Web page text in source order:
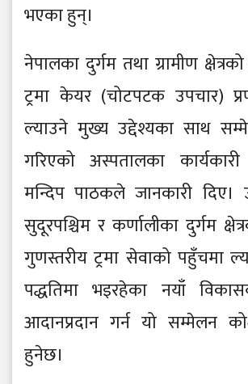
भएका हुन्।
नेपालका दुर्गम तथा ग्रामीण
ट्रमा केयर (चोटपटक उपचार)
ल्याउने मुख्य उद्देश्यका साथ
गरिएको अस्पतालका
मन्दिप पाठकले जानकारी
सुदूरपश्चिम र कर्णालीका दुर्गम
गुणस्तरीय ट्रमा सेवाको पहुँचमा
पद्धतिमा भइरहेका नयाँ
आदानप्रदान गर्न यो सम्मेलन
हुनेछ।